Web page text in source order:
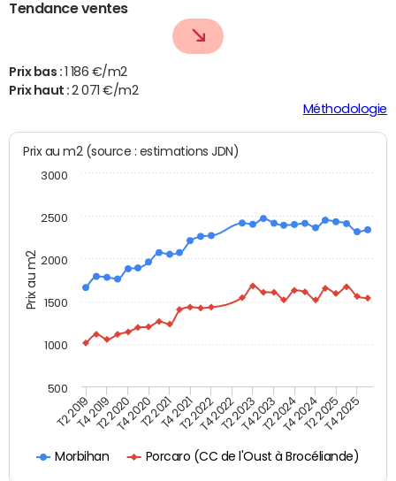
Tendance ventes
Prix bas :
1 186 €/m2
Prix haut :2 071 €/m2
Méthodologie
Prix au m2
Prix au m2 (source : estimations JDN)
Morbihan Porcaro (CC de l'Oust à Brocéliande)
T2 2019T4 2019T2 2020T4 2020T2 2021T4 2021T2 2022T4 2022T2 2023T4 2023T2 2024T4 2024T2 2025T4 2025
500
1000
1500
2000
2500
3000